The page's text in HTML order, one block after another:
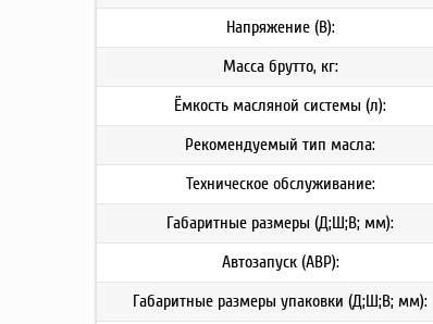
Напряжение (В):
Масса брутто, кг:
Ёмкость масляной системы (л):
Рекомендуемый тип масла:
Техническое обслуживание:
Габаритные размеры (Д;Ш;В; мм):
Автозапуск (АВР):
Габаритные размеры упаковки (Д;Ш;В; мм):